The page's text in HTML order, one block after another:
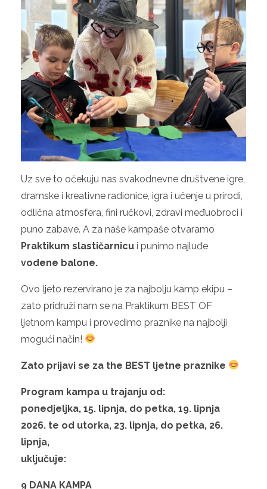
Uz sve to očekuju nas svakodnevne društvene igre,
dramske i kreativne radionice, igra i učenje u prirodi,
odlična atmosfera, fini ručkovi, zdravi međuobroci i
puno zabave. A za naše kampaše otvaramo
Praktikum slastičarnicu i punimo najluđe
vodene balone.
Ovo ljeto rezervirano je za najbolju kamp ekipu –
zato pridruži nam se na Praktikum BEST OF
ljetnom kampu i provedimo praznike na najbolji
mogući način!
Zato prijavi se za the BEST ljetne praznike
Program kampa u trajanju od:
ponedjeljka, 15. lipnja, do petka, 19. lipnja
2026. te od utorka, 23. lipnja, do petka, 26.
lipnja,
uključuje:
9 DANA KAMPA